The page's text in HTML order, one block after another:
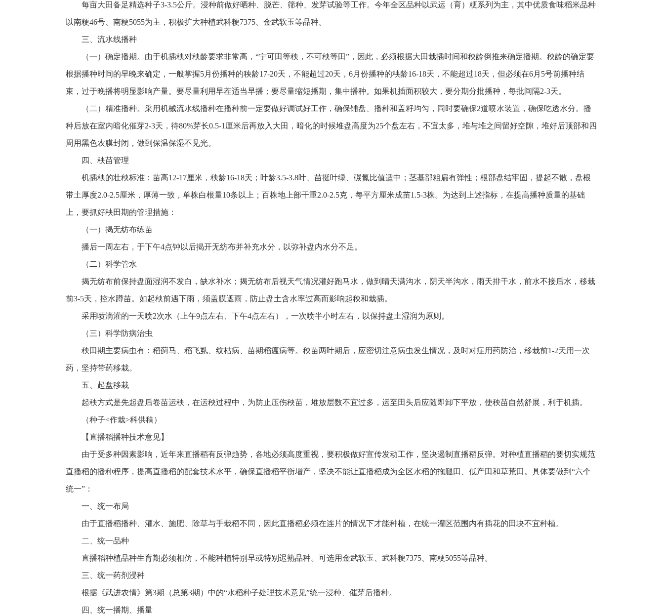
每亩大田备足精选种子3-3.5公斤。浸种前做好晒种、脱芒、筛种、发芽试验等工作。今年全区品种以武运（育）粳系列为主，其中优质食味稻米品种
以南粳46号、南粳5055为主，积极扩大种植武科粳7375、金武软玉等品种。
三、流水线播种
（一）确定播期。由于机插秧对秧龄要求非常高，“宁可田等秧，不可秧等田”，因此，必须根据大田栽插时间和秧龄倒推来确定播期。秧龄的确定要
根据播种时间的早晚来确定，一般掌握5月份播种的秧龄17-20天，不能超过20天，6月份播种的秧龄16-18天，不能超过18天，但必须在6月5号前播种结
束，过于晚播将明显影响产量。要尽量利用早茬适当早播；要尽量缩短播期，集中播种。如果机插面积较大，要分期分批播种，每批间隔2-3天。
（二）精准播种。采用机械流水线播种在播种前一定要做好调试好工作，确保铺盘、播种和盖籽均匀，同时要确保2道喷水装置，确保吃透水分。播
种后放在室内暗化催芽2-3天，待80%芽长0.5-1厘米后再放入大田，暗化的时候堆盘高度为25个盘左右，不宜太多，堆与堆之间留好空隙，堆好后顶部和四
周用黑色农膜封闭，做到保温保湿不见光。
四、秧苗管理
机插秧的壮秧标准：苗高12-17厘米，秧龄16-18天；叶龄3.5-3.8叶、苗挺叶绿、碳氮比值适中；茎基部粗扁有弹性；根部盘结牢固，提起不散，盘根
带土厚度2.0-2.5厘米，厚薄一致，单株白根量10条以上；百株地上部干重2.0-2.5克，每平方厘米成苗1.5-3株。为达到上述指标，在提高播种质量的基础
上，要抓好秧田期的管理措施：
（一）揭无纺布练苗
播后一周左右，于下午4点钟以后揭开无纺布并补充水分，以弥补盘内水分不足。
（二）科学管水
揭无纺布前保持盘面湿润不发白，缺水补水；揭无纺布后视天气情况灌好跑马水，做到晴天满沟水，阴天半沟水，雨天排干水，前水不接后水，移栽
前3-5天，控水蹲苗。如起秧前遇下雨，须盖膜遮雨，防止盘土含水率过高而影响起秧和栽插。
采用喷滴灌的一天喷2次水（上午9点左右、下午4点左右），一次喷半小时左右，以保持盘土湿润为原则。
（三）科学防病治虫
秧田期主要病虫有：稻蓟马、稻飞虱、纹枯病、苗期稻瘟病等。秧苗两叶期后，应密切注意病虫发生情况，及时对症用药防治，移栽前1-2天用一次
药，坚持带药移栽。
五、起盘移栽
起秧方式是先起盘后卷苗运秧，在运秧过程中，为防止压伤秧苗，堆放层数不宜过多，运至田头后应随即卸下平放，使秧苗自然舒展，利于机插。
（种子<作栽>科供稿）
【直播稻播种技术意见】
由于受多种因素影响，近年来直播稻有反弹趋势，各地必须高度重视，要积极做好宣传发动工作，坚决遏制直播稻反弹。对种植直播稻的要切实规范
直播稻的播种程序，提高直播稻的配套技术水平，确保直播稻平衡增产，坚决不能让直播稻成为全区水稻的拖腿田、低产田和草荒田。具体要做到“六个
统一”：
一、统一布局
由于直播稻播种、灌水、施肥、除草与手栽稻不同，因此直播稻必须在连片的情况下才能种植，在统一灌区范围内有插花的田块不宜种植。
二、统一品种
直播稻种植品种生育期必须相仿，不能种植特别早或特别迟熟品种。可选用金武软玉、武科粳7375、南粳5055等品种。
三、统一药剂浸种
根据《武进农情》第3期（总第3期）中的“水稻种子处理技术意见”统一浸种、催芽后播种。
四、统一播期、播量